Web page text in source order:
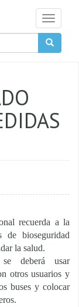
Toggle
recuerda a la
de bioseguridad
la salud.
deberá usar
otros usuarios y
buses y colocar